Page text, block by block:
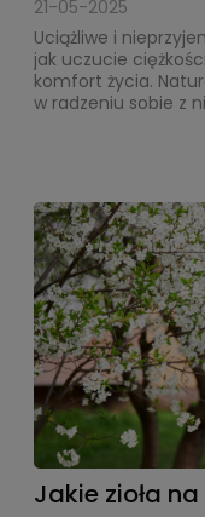
21-05-2025
Uciążliwe i
jak uczucie
komfort życia.
w radzeniu sobie z
Jakie zioła